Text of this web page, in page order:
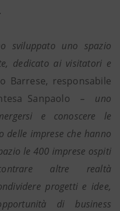
sviluppato uno spazio
dedicato ai visitatori e
Barrese, responsabile
Sanpaolo – uno
e conoscere le
delle imprese che hanno
le 400 imprese ospiti
altre realtà
progetti e idee,
di business